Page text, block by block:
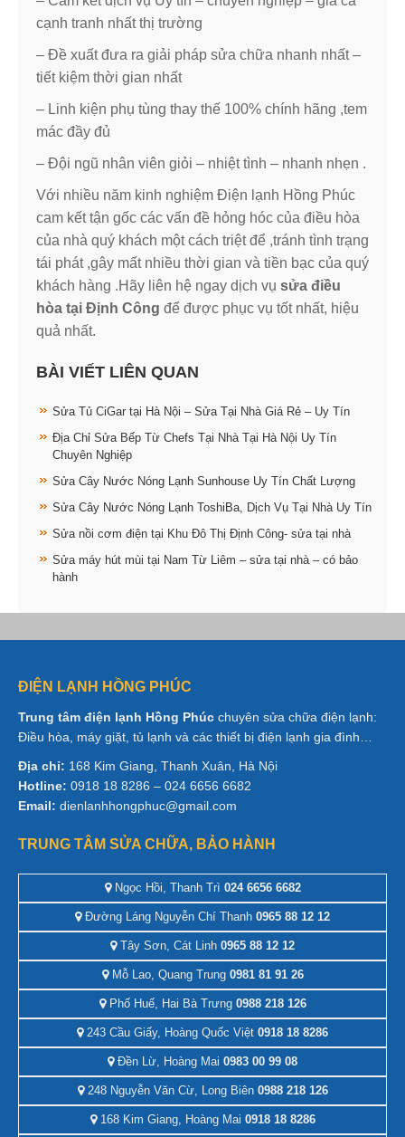
cạnh tranh nhất thị trường
– Đề xuất đưa ra giải pháp sửa chữa nhanh nhất –
tiết kiệm thời gian nhất
– Linh kiện phụ tùng thay thế 100% chính hãng ,tem
mác đầy đủ
– Đội ngũ nhân viên giỏi – nhiệt tình – nhanh nhẹn .
Với nhiều năm kinh nghiệm Điện lạnh Hồng Phúc
cam kết tận gốc các vấn đề hỏng hóc của điều hòa
của nhà quý khách một cách triệt để ,tránh tình trạng
tái phát ,gây mất nhiều thời gian và tiền bạc của quý
khách hàng .Hãy liên hệ ngay dịch vụ sửa điều
hòa tại Định Công để được phục vụ tốt nhất, hiệu
quả nhất.
BÀI VIẾT LIÊN QUAN
Sửa Tủ CiGar tại Hà Nội – Sửa Tại Nhà Giá Rẻ – Uy Tín
Địa Chỉ Sửa Bếp Từ Chefs Tại Nhà Tại Hà Nội Uy Tín
Chuyên Nghiệp
Sửa Cây Nước Nóng Lạnh Sunhouse Uy Tín Chất Lượng
Sửa Cây Nước Nóng Lạnh ToshiBa, Dịch Vụ Tại Nhà Uy Tín
Sửa nồi cơm điện tại Khu Đô Thị Định Công- sửa tại nhà
Sửa máy hút mùi tại Nam Từ Liêm – sửa tại nhà – có bảo
hành
ĐIỆN LẠNH HỒNG PHÚC
Trung tâm điện lạnh Hồng Phúc chuyên sửa chữa điện lạnh:
Điều hòa, máy giặt, tủ lạnh và các thiết bị điện lạnh gia đình…
Địa chỉ: 168 Kim Giang, Thanh Xuân, Hà Nội
Hotline: 0918 18 8286 – 024 6656 6682
Email: dienlanhhongphuc@gmail.com
TRUNG TÂM SỬA CHỮA, BẢO HÀNH
Ngọc Hồi, Thanh Trì 024 6656 6682
Đường Láng Nguyễn Chí Thanh 0965 88 12 12
Tây Sơn, Cát Linh 0965 88 12 12
Mỗ Lao, Quang Trung0981 81 91 26
Phố Huế, Hai Bà Trưng0988 218 126
243 Cầu Giấy, Hoàng Quốc Việt 0918 18 8286
Đền Lừ, Hoàng Mai 0983 00 99 08
248 Nguyễn Văn Cừ, Long Biên0988 218 126
168 Kim Giang, Hoàng Mai 0918 18 8286